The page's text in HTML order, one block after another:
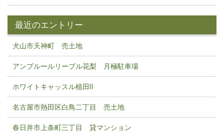
最近のエントリー
犬山市天神町 売土地
アンプルールリーブル花梨 月極駐車場
ホワイトキャッスル植田Ⅱ
名古屋市熱田区白鳥二丁目 売土地
春日井市上条町三丁目 貸マンション